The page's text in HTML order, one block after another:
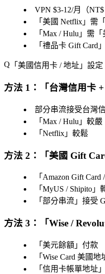
VPN $3-12/月（NT$
「 美國 Netflix 」需「
「 Max / Hulu 」需「
「 禮品卡 Gift Card
「 美國信用卡 / 地址 」設定
方法 1：「 台灣信用卡
部分串流接受台灣
「 Max / Hulu 」較嚴
「 Netflix 」較鬆
方法 2：「美國 Gift
「 Amazon Gift Card
「 MyUS / Shipito 」
「 部分串流 」接受
方法 3：「Wise /
「 美元餘額 」付款
「 Wise Card 美國地
「 信用卡帳單地址